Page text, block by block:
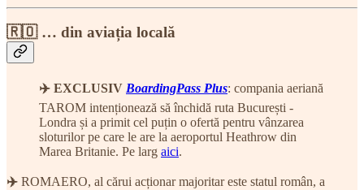
🇷🇴 … din aviația locală
✈️ EXCLUSIV BoardingPass Plus: compania aeriană
TAROM intenționează să închidă ruta București -
Londra și a primit cel puțin o ofertă pentru vânzarea
sloturilor pe care le are la aeroportul Heathrow din
Marea Britanie. Pe larg aici.
✈️ ROMAERO, al cărui acționar majoritar este statul român, a